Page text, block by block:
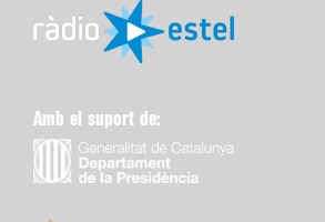
Amb el suport de: